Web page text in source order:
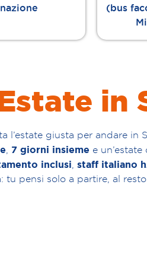
(bus
in
l’estate giusta per andare in
7 giorni insieme e
inclusi staff italiano
tu pensi solo a partire, al